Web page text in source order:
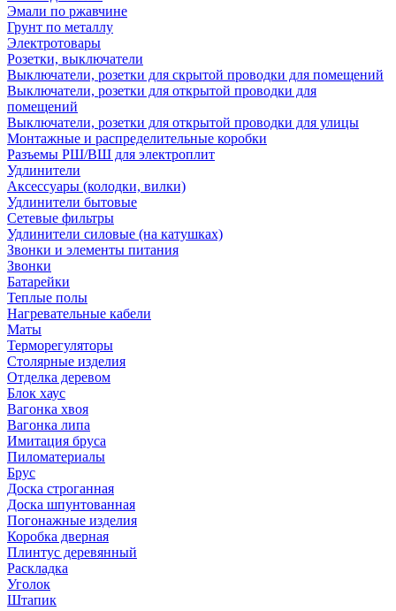
Эмали по ржавчине
Грунт по металлу
Электротовары
Розетки, выключатели
Выключатели, розетки для скрытой проводки для помещений
Выключатели, розетки для открытой проводки для
помещений
Выключатели, розетки для открытой проводки для улицы
Монтажные и распределительные коробки
Разъемы РШ/ВШ для электроплит
Удлинители
Аксессуары (колодки, вилки)
Удлинители бытовые
Сетевые фильтры
Удлинители силовые (на катушках)
Звонки и элементы питания
Звонки
Батарейки
Теплые полы
Нагревательные кабели
Маты
Терморегуляторы
Столярные изделия
Отделка деревом
Блок хаус
Вагонка хвоя
Вагонка липа
Имитация бруса
Пиломатериалы
Брус
Доска строганная
Доска шпунтованная
Погонажные изделия
Коробка дверная
Плинтус деревянный
Раскладка
Уголок
Штапик